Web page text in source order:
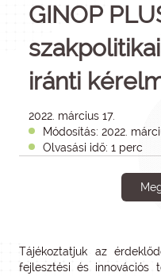
GINOP
iránti
2022. március 17.
Módosítás: 2022.
Olvasási idő: 1 perc
Tájékoztatjuk az
fejlesztési és innovációs